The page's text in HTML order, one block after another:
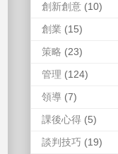
創新創意 (10)
創業 (15)
策略 (23)
管理 (124)
領導 (7)
課後心得 (5)
談判技巧 (19)